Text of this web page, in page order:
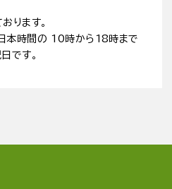
ります。
本時間の 10時から18時まで
です。